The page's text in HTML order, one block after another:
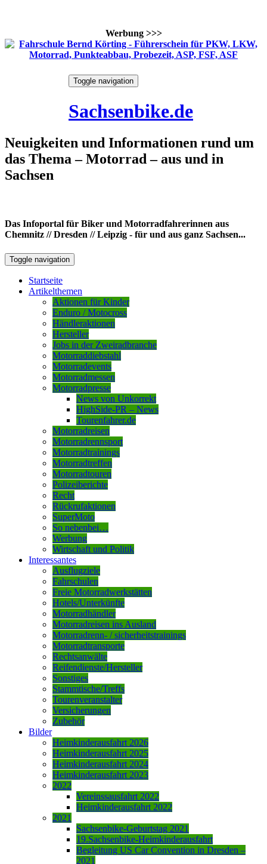
Werbung >>>
Toggle navigation
Sachsenbike.de
Neuigkeiten und Informationen rund um
das Thema – Motorrad – aus und in
Sachsen
Das Infoportal für Biker und Motorradfahrerinnen aus
Chemnitz // Dresden // Leipzig - für und aus ganz Sachsen...
Toggle navigation
Startseite
Artikelthemen
Aktionen für Kinder
Enduro / Motocross
Händleraktionen
Hersteller
Jobs in der Zweiradbranche
Motorraddiebstahl
Motorradevents
Motorradmessen
Motorradpresse
News von Unkorrekt
HighSide-PR – News
Tourenfahrer.de
Motorradreisen
Motorradrennsport
Motorradtrainings
Motorradtreffen
Motorradtouren
Polizeiberichte
Recht
Rückrufaktionen
SuperMoto
So nebenbei…
Werbung
Wirtschaft und Politik
Interessantes
Ausflugziele
Fahrschulen
Freie Motorradwerkstätten
Hotels/Unterkünfte
Motorradhändler
Motorradreisen ins Ausland
Motorradrenn- / sicherheitstrainings
Motorradtransporte
Rechtsanwälte
Reifendienste/Hersteller
Sonstiges
Stammtische/Treffs
Tourenveranstalter
Versicherungen
Zubehör
Bilder
Heimkinderausfahrt 2026
Heimkinderausfahrt 2025
Heimkinderausfahrt 2024
Heimkinderausfahrt 2023
2022
Vereinssausfahrt 2022
Heimkinderausfahrt 2022
2021
Sachsenbike-Geburtstag 2021
19.Sachsenbike-Heimkinderausfahrt
Begleitung US Car Convention in Dresden –
2021